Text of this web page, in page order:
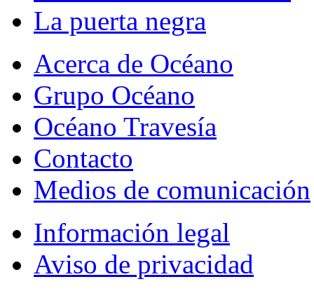
La puerta negra
Acerca de Océano
Grupo Océano
Océano Travesía
Contacto
Medios de comunicación
Información legal
Aviso de privacidad